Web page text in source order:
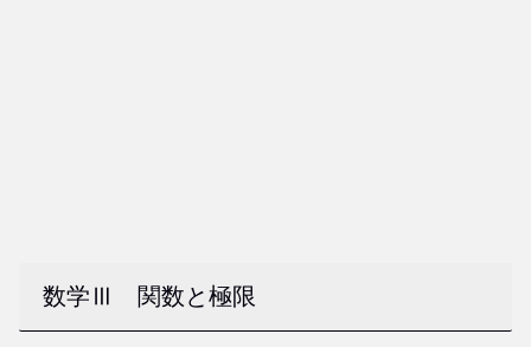
数学Ⅲ 関数と極限